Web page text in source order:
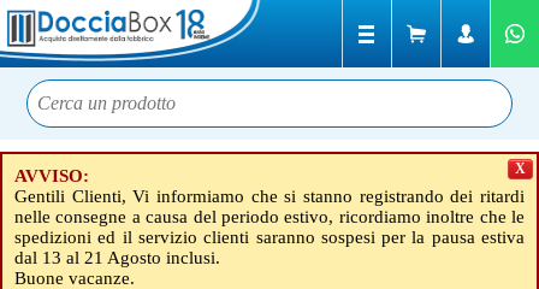
AVVISO:
Gentili Clienti, Vi informiamo che si stanno registrando dei ritardi
nelle consegne a causa del periodo estivo, ricordiamo inoltre che le
spedizioni ed il servizio clienti saranno sospesi per la pausa estiva
dal 13 al 21 Agosto inclusi.
Buone vacanze.
X